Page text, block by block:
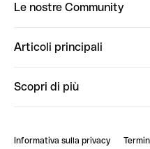
Le nostre Community
PowerUp
Articoli principali
Scopri di più
Blog
Informativa sulla privacy